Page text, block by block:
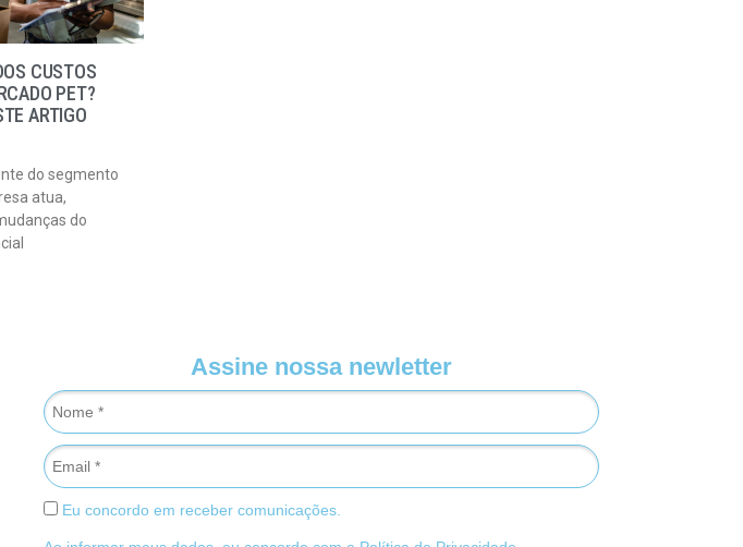
CUSTOS
PET?
ARTIGO
do segmento
atua,
do
Assine nossa newletter
Eu concordo em receber comunicações.